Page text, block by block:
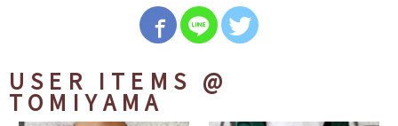
USER ITEMS @
TOMIYAMA